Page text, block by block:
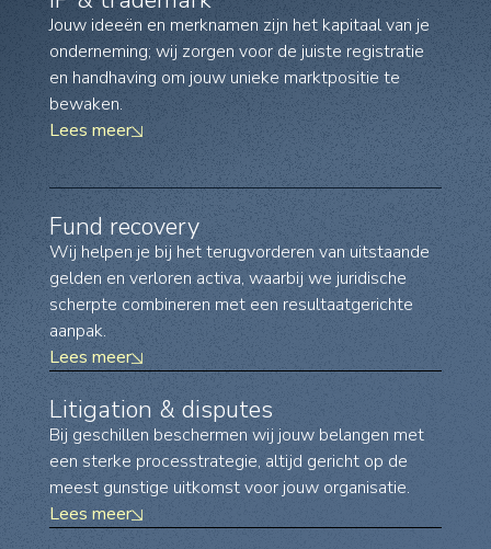
Jouw ideeën en merknamen zijn het kapitaal van je
onderneming; wij zorgen voor de juiste registratie
en handhaving om jouw unieke marktpositie te
bewaken.
Lees meer
Fund recovery
Wij helpen je bij het terugvorderen van uitstaande
gelden en verloren activa, waarbij we juridische
scherpte combineren met een resultaatgerichte
aanpak.
Lees meer
Litigation & disputes
Bij geschillen beschermen wij jouw belangen met
een sterke processtrategie, altijd gericht op de
meest gunstige uitkomst voor jouw organisatie.
Lees meer